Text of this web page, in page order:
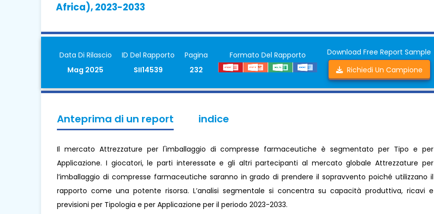
Africa), 2023-2033
Data Di Rilascio
Mag 2025
ID Del Rapporto
SII14539
Pagina
232
Formato Del Rapporto
Download Free Report Sample
Richiedi Un Campione
Anteprima di un report indice
Il mercato Attrezzature per l'imballaggio di compresse farmaceutiche è segmentato per Tipo e per
Applicazione. I giocatori, le parti interessate e gli altri partecipanti al mercato globale Attrezzature per
l’imballaggio di compresse farmaceutiche saranno in grado di prendere il sopravvento poiché utilizzano il
rapporto come una potente risorsa. L’analisi segmentale si concentra su capacità produttiva, ricavi e
previsioni per Tipologia e per Applicazione per il periodo 2023-2033.